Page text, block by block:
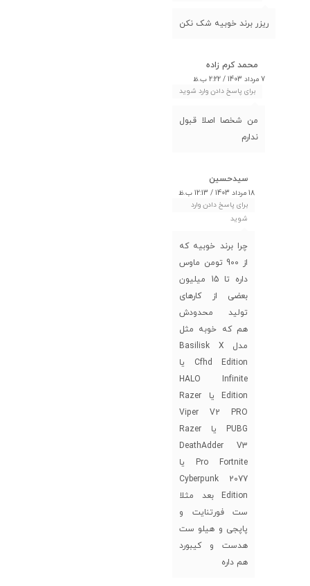
ریزر برند خوبیه شک نکن
محمد کرم زاده
7 مرداد 1403 / 2:22 ب.ظ
برای پاسخ دادن وارد شوید
من شخصا اصلا قبول
ندارم
سیدحسین
18 مرداد 1403 / 12:13 ب.ظ
برای پاسخ دادن وارد
شوید
چرا برند خوبیه که
از 900 تومن ماوس
داره تا 15 میلیون
بعضی از کارهای
تولید محدودش
هم که خوبه مثل
مدل Basilisk X
Cfhd Edition یا
HALO Infinite
Edition یا Razer
Viper V2 PRO
PUBG یا Razer
DeathAdder V3
Pro Fortnite یا
Cyberpunk 2077
Edition بعد مثلا
ست فورتنایت و
پاپجی و هیلو ست
هدست و کیبورد
هم داره